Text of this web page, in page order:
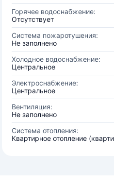
Горячее водоснабжение:
Отсутствует
Система пожаротушения:
Не заполнено
Холодное водоснабжение:
Центральное
Электроснабжение:
Центральное
Вентиляция:
Не заполнено
Система отопления:
Квартирное отопление